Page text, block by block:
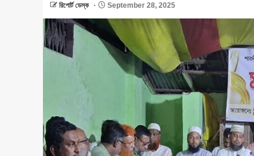
রিপোর্ট ডেস্ক September 28, 2025